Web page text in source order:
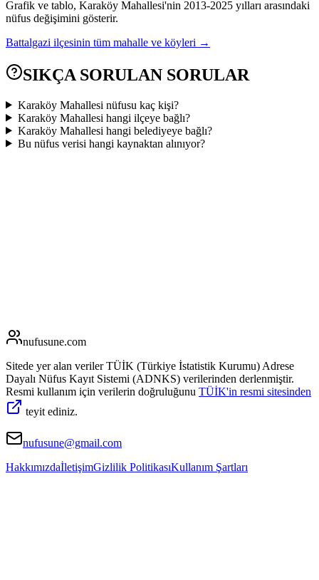
Grafik ve tablo, Karaköy Mahallesi'nin 2013-2025 yılları arasındaki
nüfus değişimini gösterir.
Battalgazi ilçesinin tüm mahalle ve köyleri →
SIKÇA SORULAN SORULAR
Karaköy Mahallesi nüfusu kaç kişi?
Karaköy Mahallesi hangi ilçeye bağlı?
Karaköy Mahallesi hangi belediyeye bağlı?
Bu nüfus verisi hangi kaynaktan alınıyor?
nufusune.com
Sitede yer alan veriler TÜİK (Türkiye İstatistik Kurumu) Adrese
Dayalı Nüfus Kayıt Sistemi (ADNKS) verilerinden derlenmiştir.
Resmi kullanım için verilerin doğruluğunu TÜİK'in resmi sitesinden
teyit ediniz.
nufusune@gmail.com
HakkımızdaİletişimGizlilik PolitikasıKullanım Şartları